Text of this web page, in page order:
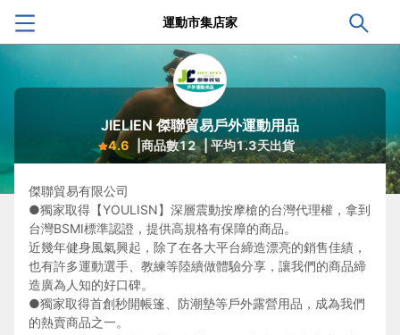
運動市集店家
JIELIEN 傑聯貿易戶外運動用品
4.6 |商品數12 | 平均1.3天出貨
傑聯貿易有限公司
●獨家取得【YOULISN】深層震動按摩槍的台灣代理權，拿到
台灣BSMI標準認證，提供高規格有保障的商品。
近幾年健身風氣興起，除了在各大平台締造漂亮的銷售佳績，
也有許多運動選手、教練等陸續做體驗分享，讓我們的商品締
造廣為人知的好口碑。
●獨家取得首創秒開帳篷、防潮墊等戶外露營用品，成為我們
的熱賣商品之一。